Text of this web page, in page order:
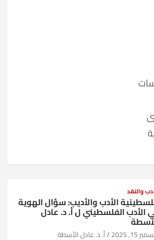
والنقد
الأدب والأديب: سؤال الهوية
الأدب الفلسطيني ل أ. د. عادل
15, 2025 أ. د. عادل الأسطة